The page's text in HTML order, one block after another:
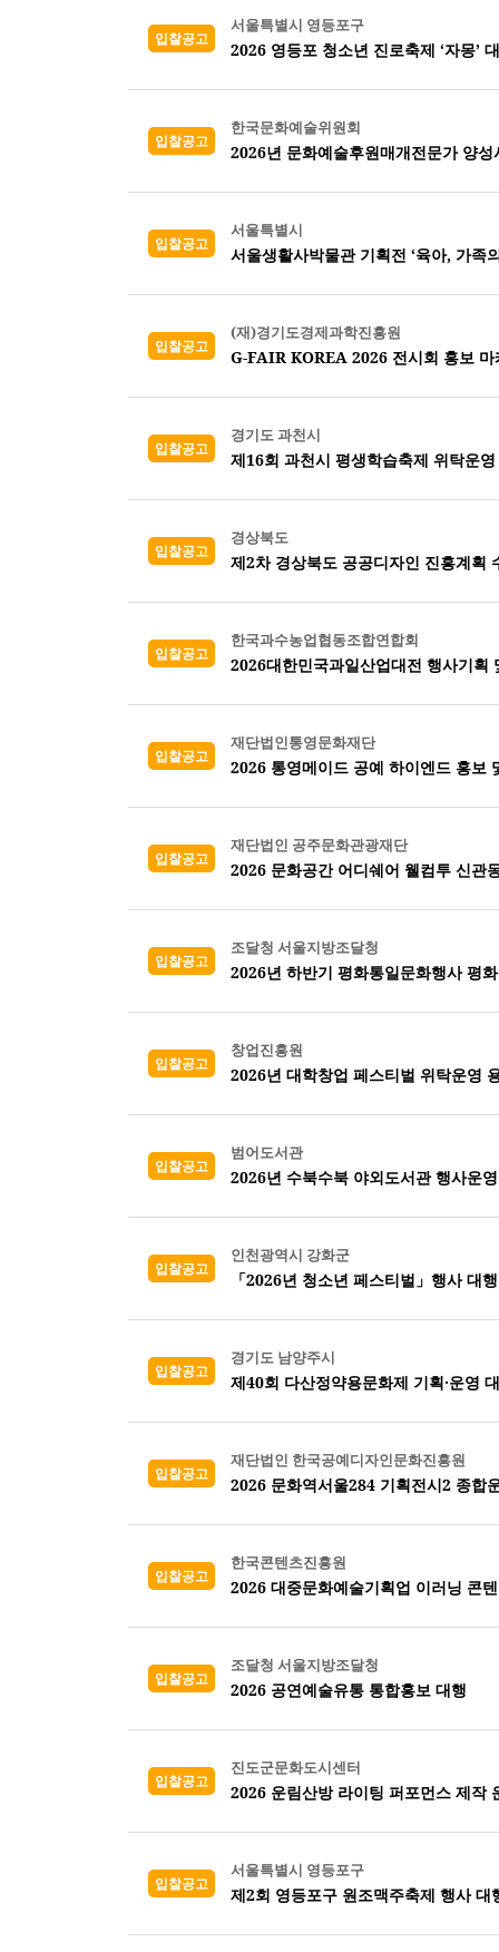
입찰공고
서울특별시 영등포구
2026 영등포 청소년 진로축제 ‘자몽’
입찰공고
한국문화예술위원회
2026년 문화예술후원매개전문가 양성
입찰공고
서울특별시
서울생활사박물관 기획전 ‘육아, 가족
입찰공고
(재)경기도경제과학진흥원
G-FAIR KOREA 2026 전시회 홍보 마
입찰공고
경기도 과천시
제16회 과천시 평생학습축제 위탁운
입찰공고
경상북도
제2차 경상북도 공공디자인 진흥계획
입찰공고
한국과수농업협동조합연합회
2026대한민국과일산업대전 행사기획
입찰공고
재단법인통영문화재단
2026 통영메이드 공예 하이엔드 홍보
입찰공고
재단법인 공주문화관광재단
2026 문화공간 어디쉐어 웰컴투 신관
입찰공고
조달청 서울지방조달청
2026년 하반기 평화통일문화행사 평
입찰공고
창업진흥원
2026년 대학창업 페스티벌 위탁운영
입찰공고
범어도서관
2026년 수북수북 야외도서관 행사운
입찰공고
인천광역시 강화군
「2026년 청소년 페스티벌」행사 대
입찰공고
경기도 남양주시
제40회 다산정약용문화제 기획·운영
입찰공고
재단법인 한국공예디자인문화진흥원
2026 문화역서울284 기획전시2 종합
입찰공고
한국콘텐츠진흥원
2026 대중문화예술기획업 이러닝 콘
입찰공고
조달청 서울지방조달청
2026 공연예술유통 통합홍보 대행
입찰공고
진도군문화도시센터
2026 운림산방 라이팅 퍼포먼스 제작
입찰공고
서울특별시 영등포구
제2회 영등포구 원조맥주축제 행사 대